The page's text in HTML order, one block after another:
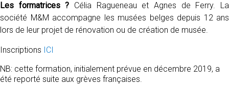
Les formatrices ? Célia Ragueneau et Agnes de Ferry. La
société M&M accompagne les musées belges depuis 12 ans
lors de leur projet de rénovation ou de création de musée.
Inscriptions ICI
NB: cette formation, initialement prévue en décembre 2019, a
été reporté suite aux grèves françaises.